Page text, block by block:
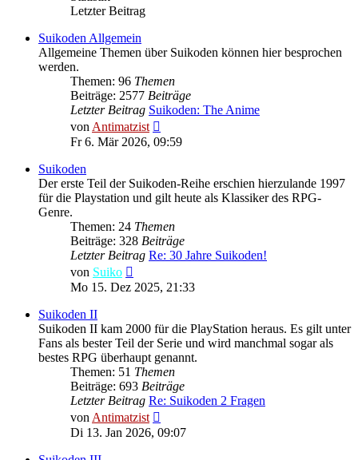
Letzter Beitrag
Suikoden Allgemein
Allgemeine Themen über Suikoden können hier besprochen
werden.
Themen: 96 Themen
Beiträge: 2577 Beiträge
Letzter Beitrag Suikoden: The Anime
vonAntimatzist
Beitrag
Fr 6. Mär 2026, 09:59
Suikoden
Der erste Teil der Suikoden-Reihe erschien hierzulande 1997
für die Playstation und gilt heute als Klassiker des RPG-
Genre.
Themen: 24 Themen
Beiträge: 328 Beiträge
Letzter Beitrag Re: 30 Jahre Suikoden!
von Suiko
Beitrag
Mo 15. Dez 2025, 21:33
Suikoden II
Suikoden II kam 2000 für die PlayStation heraus. Es gilt unter
Fans als bester Teil der Serie und wird manchmal sogar als
bestes RPG überhaupt genannt.
Themen: 51 Themen
Beiträge: 693 Beiträge
Letzter Beitrag Re: Suikoden 2 Fragen
vonAntimatzist
Beitrag
Di 13. Jan 2026, 09:07